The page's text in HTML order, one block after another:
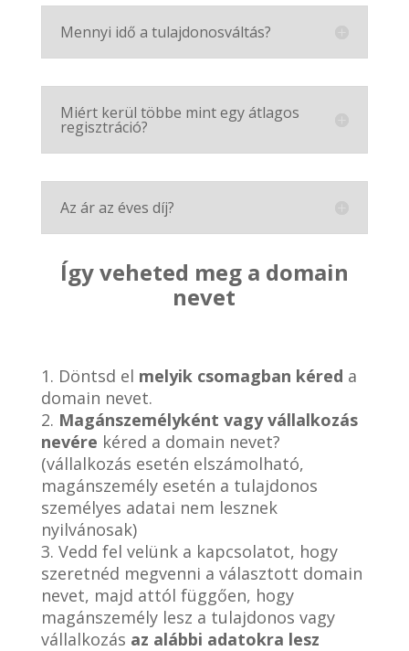
Mennyi idő a tulajdonosváltás?
Miért kerül többe mint egy átlagos
regisztráció?
Az ár az éves díj?
Így veheted meg a domain
nevet
1. Döntsd el melyik csomagban kéred a
domain nevet.
2. Magánszemélyként vagy vállalkozás
nevére kéred a domain nevet?
(vállalkozás esetén elszámolható,
magánszemély esetén a tulajdonos
személyes adatai nem lesznek
nyilvánosak)
3. Vedd fel velünk a kapcsolatot, hogy
szeretnéd megvenni a választott domain
nevet, majd attól függően, hogy
magánszemély lesz a tulajdonos vagy
vállalkozás az alábbi adatokra lesz